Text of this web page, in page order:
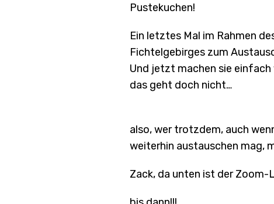
Pustekuchen!
Ein letztes Mal im Rahmen
Fichtelgebirges zum
Und jetzt machen sie einfach
das geht doch nicht…
also, wer trotzdem, auch
weiterhin austauschen mag,
Zack, da unten ist der Zoom-